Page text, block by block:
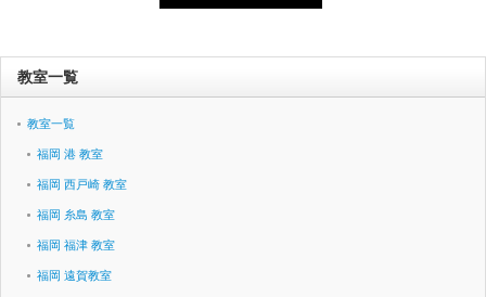
教室一覧
教室一覧
福岡 港 教室
福岡 西戸崎 教室
福岡 糸島 教室
福岡 福津 教室
福岡 遠賀教室